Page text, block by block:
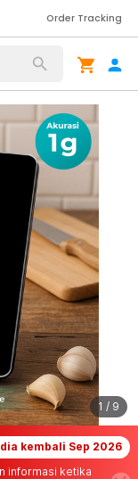
Order Tracking
1 / 9
kembali Sep 2026
informasi ketika